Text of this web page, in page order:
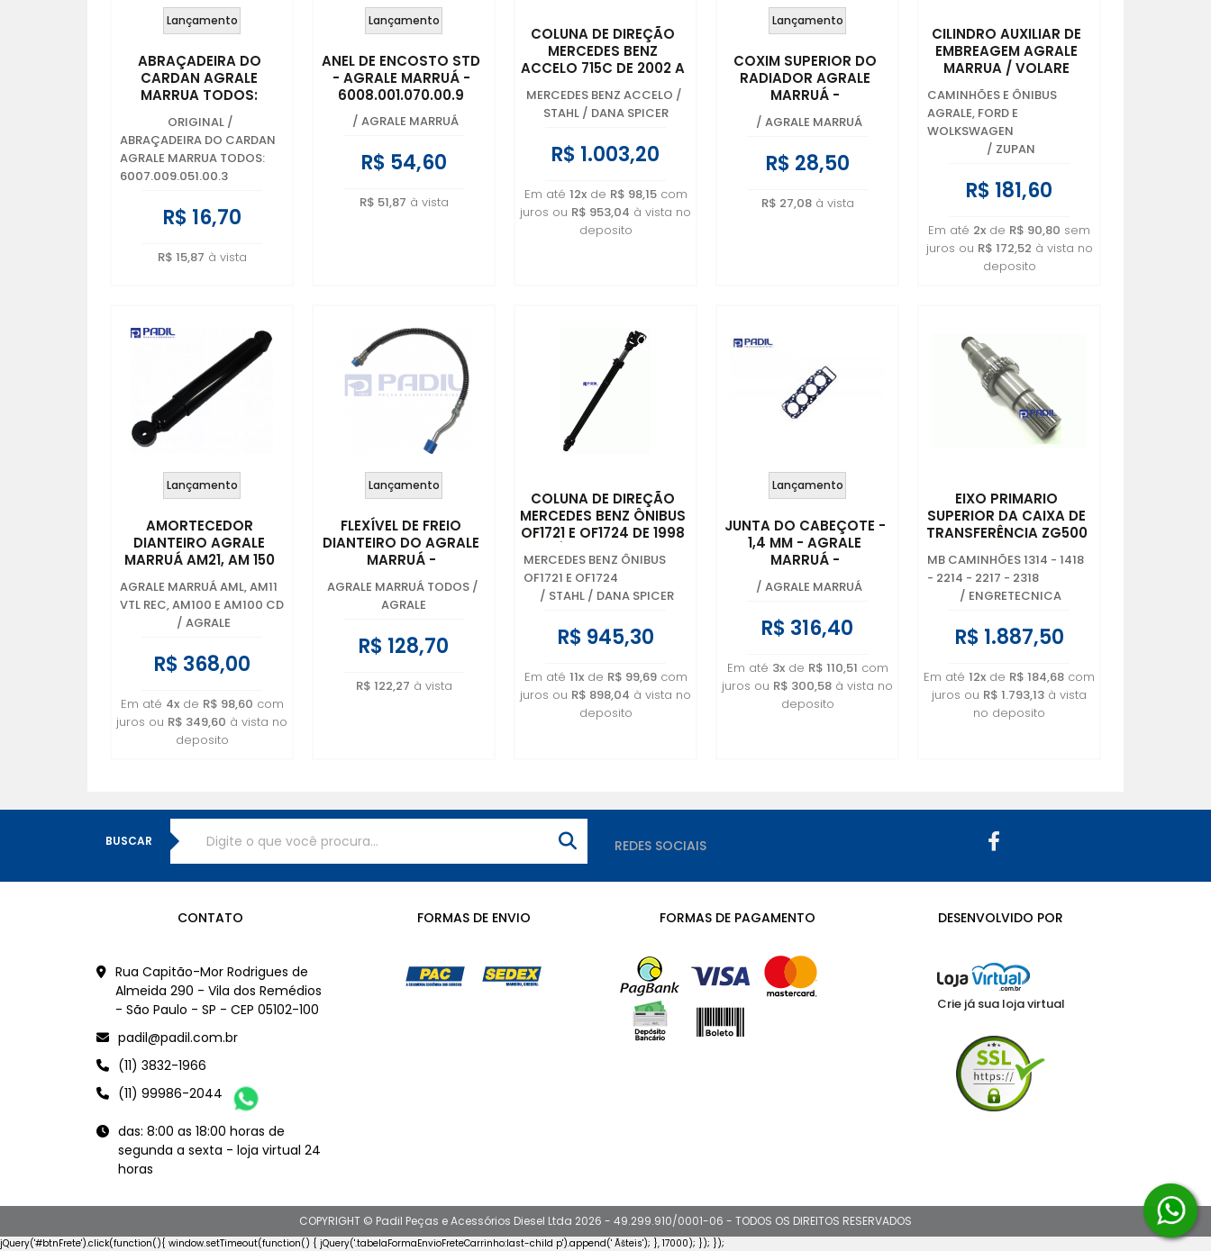
Lançamento
ABRAÇADEIRA DO
CARDAN AGRALE
MARRUA TODOS:
6007.009.051.00.3
ORIGINAL /
ABRAÇADEIRA DO CARDAN
AGRALE MARRUA TODOS:
6007.009.051.00.3
R$ 16,70
R$ 15,87 à vista
Lançamento
ANEL DE ENCOSTO STD
- AGRALE MARRUÁ -
6008.001.070.00.9
/ AGRALE MARRUÁ
R$ 54,60
R$ 51,87 à vista
COLUNA DE DIREÇÃO
MERCEDES BENZ
ACCELO 715C DE 2002 A
2015 - 979 460 0209
MERCEDES BENZ ACCELO /
STAHL / DANA SPICER
R$ 1.003,20
Em até 12xde R$ 98,15com
juros ou R$ 953,04 à vista no
deposito
Lançamento
COXIM SUPERIOR DO
RADIADOR AGRALE
MARRUÁ -
6011.001.020.00.8 -
6013.101.238.00.1
/ AGRALE MARRUÁ
R$ 28,50
R$ 27,08à vista
CILINDRO AUXILIAR DE
EMBREAGEM AGRALE
MARRUA / VOLARE
6011.003.017.00.2 -
6007.003.334.00.9
CAMINHÕES E ÔNIBUS
AGRALE, FORD E
WOLKSWAGEN
/ ZUPAN
R$ 181,60
Em até 2x de R$ 90,80 sem
juros ou R$ 172,52 à vista no
deposito
Lançamento
AMORTECEDOR
DIANTEIRO AGRALE
MARRUÁ AM21, AM 150
CD – 6011.014.081.005
AGRALE MARRUÁ AML, AM11
VTL REC, AM100 E AM100 CD
/ AGRALE
R$ 368,00
Em até 4xde R$ 98,60 com
juros ou R$ 349,60 à vista no
deposito
Lançamento
FLEXÍVEL DE FREIO
DIANTEIRO DO AGRALE
MARRUÁ -
6011.005.023.00.8
AGRALE MARRUÁ TODOS /
AGRALE
R$ 128,70
R$ 122,27 à vista
COLUNA DE DIREÇÃO
MERCEDES BENZ ÔNIBUS
OF1721 E OF1724 DE 1998
ATÉ 2012 - 382 460
0009 - RCD192
MERCEDES BENZ ÔNIBUS
OF1721 E OF1724
/ STAHL / DANA SPICER
R$ 945,30
Em até 11xde R$ 99,69com
juros ou R$ 898,04 à vista no
deposito
Lançamento
JUNTA DO CABEÇOTE -
1,4 MM - AGRALE
MARRUÁ -
6013.001.116.00.0
/ AGRALE MARRUÁ
R$ 316,40
Em até 3xde R$ 110,51 com
juros ou R$ 300,58 à vista no
deposito
EIXO PRIMARIO
SUPERIOR DA CAIXA DE
TRANSFERÊNCIA ZG500
E VG500 MERCEDES
BENZ - 3832801121
MB CAMINHÕES 1314 - 1418
- 2214 - 2217 - 2318
/ ENGRETECNICA
R$ 1.887,50
Em até 12x de R$ 184,68 com
juros ou R$ 1.793,13 à vista
no deposito
BUSCAR REDES SOCIAIS
CONTATO
Rua Capitão-Mor Rodrigues de
Almeida 290 - Vila dos Remédios
- São Paulo - SP - CEP 05102-100
padil@padil.com.br
(11) 3832-1966
(11) 99986-2044
das: 8:00 as 18:00 horas de
segunda a sexta - loja virtual 24
horas
FORMAS DE ENVIO FORMAS DE PAGAMENTO DESENVOLVIDO POR
Crie já sua loja virtual
COPYRIGHT © Padil Peças e Acessórios Diesel Ltda 2026 - 49.299.910/0001-06 - TODOS OS DIREITOS RESERVADOS
jQuery('#btnFrete').click(function(){ window.setTimeout(function() { jQuery('.tabelaFormaEnvioFreteCarrinho:last-child p').append(' Ãšteis'); }, 17000); }); });